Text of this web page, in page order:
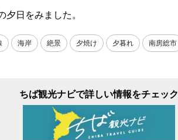
日をみました。
海岸 絶景 夕焼け 夕暮れ 南房総市
ちば観光ナビで詳しい情報をチェック